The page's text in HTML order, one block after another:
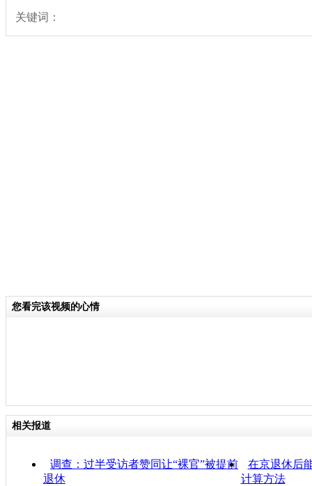
关键词：
您看完该视频的心情
相关报道
调查：过半受访者赞同让“裸官”被提前
退休
在京退休后
计算方法